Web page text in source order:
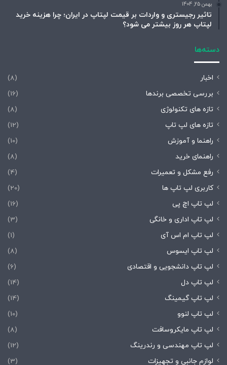
بهمن 25, 1404
تاثیر رجیستری و واردات بر قیمت لپتاپ در ایران؛ چرا هزینه خرید
لپتاپ هر روز بیشتر می شود؟
دسته‌ها
اخبار
(8)
بررسی تخصصی برندها
(16)
تازه های تکنولوژی
(8)
تازه های لپ تاپ
(12)
راهنما و آموزش
(10)
راهنمای خرید
(8)
رفع مشکل و تعمیرات
(4)
کاربری لپ تاپ ها
(20)
لپ تاپ اچ پی
(16)
لپ تاپ اداری و خانگی
(3)
لپ تاپ ام اس آی
(1)
لپ تاپ ایسوس
(8)
لپ تاپ دانشجویی و اقتصادی
(6)
لپ تاپ دل
(14)
لپ تاپ گیمینگ
(14)
لپ تاپ لنوو
(10)
لپ تاپ مایکروسافت
(8)
لپ تاپ مهندسی و رندرینگ
(12)
لوازم جانبی و تجهیزات
(3)